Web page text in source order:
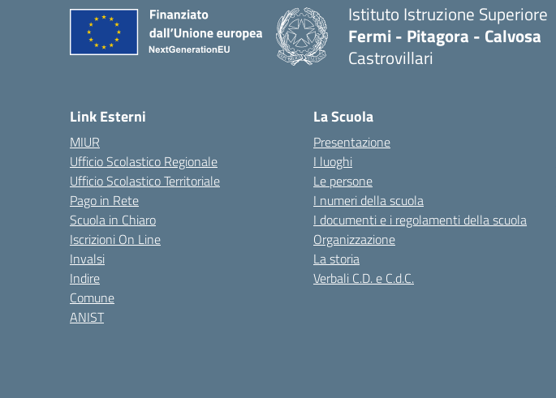
Istituto Istruzione Superiore
Fermi - Pitagora - Calvosa
Castrovillari
Link Esterni
MIUR
Ufficio Scolastico Regionale
Ufficio Scolastico Territoriale
Pago in Rete
Scuola in Chiaro
Iscrizioni On Line
Invalsi
Indire
Comune
ANIST
La Scuola
Presentazione
I luoghi
Le persone
I numeri della scuola
I documenti e i regolamenti della scuola
Organizzazione
La storia
Verbali C.D. e C.d.C.